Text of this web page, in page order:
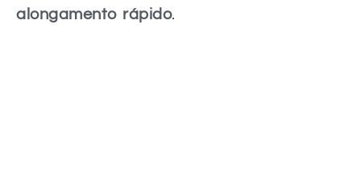
alongamento rápido.